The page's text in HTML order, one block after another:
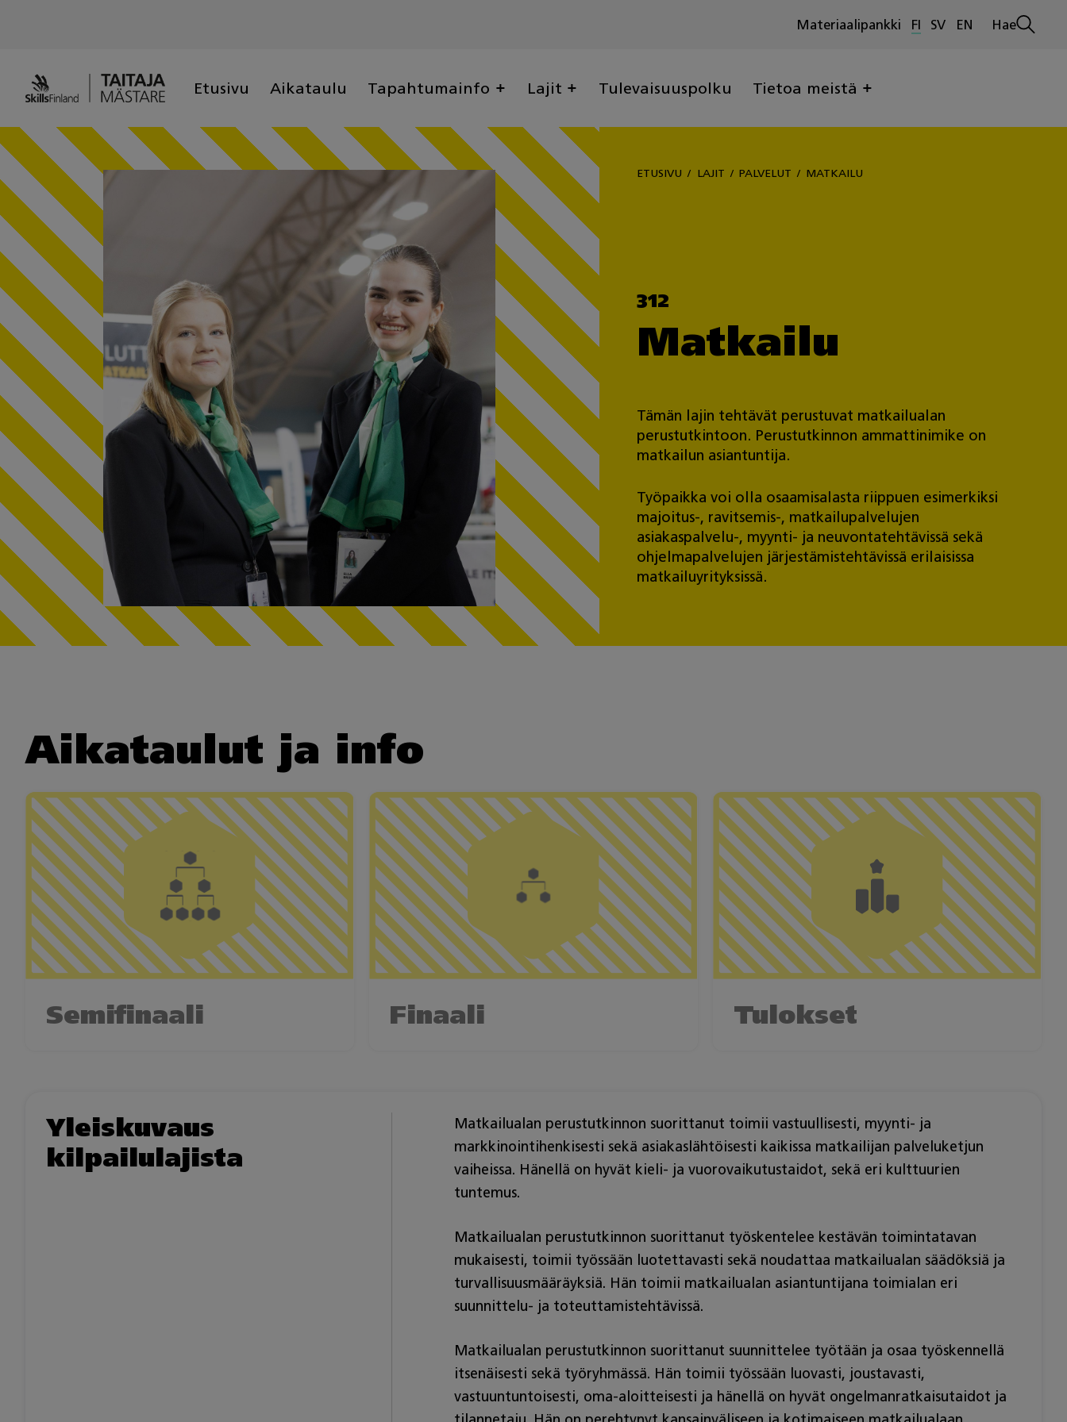
Materiaalipankki FI SV EN
Avaa
Hae
Etusivu Aikataulu Tapahtumainfo Lajit Tulevaisuuspolku Tietoa meistä
ETUSIVU LAJIT PALVELUT MATKAILU
312
Matkailu
Tämän lajin tehtävät perustuvat matkailualan
perustutkintoon. Perustutkinnon ammattinimike on
matkailun asiantuntija.
Työpaikka voi olla osaamisalasta riippuen esimerkiksi
majoitus-, ravitsemis-, matkailupalvelujen
asiakaspalvelu-, myynti- ja neuvontatehtävissä sekä
ohjelmapalvelujen järjestämistehtävissä erilaisissa
matkailuyrityksissä.
Aikataulut ja info
Semifinaali Finaali Tulokset
Yleiskuvaus
kilpailulajista
Matkailualan perustutkinnon suorittanut toimii vastuullisesti, myynti- ja
markkinointihenkisesti sekä asiakaslähtöisesti kaikissa matkailijan palveluketjun
vaiheissa. Hänellä on hyvät kieli- ja vuorovaikutustaidot, sekä eri kulttuurien
tuntemus.
Matkailualan perustutkinnon suorittanut työskentelee kestävän toimintatavan
mukaisesti, toimii työssään luotettavasti sekä noudattaa matkailualan säädöksiä ja
turvallisuusmääräyksiä. Hän toimii matkailualan asiantuntijana toimialan eri
suunnittelu- ja toteuttamistehtävissä.
Matkailualan perustutkinnon suorittanut suunnittelee työtään ja osaa työskennellä
itsenäisesti sekä työryhmässä. Hän toimii työssään luovasti, joustavasti,
vastuuntuntoisesti, oma-aloitteisesti ja hänellä on hyvät ongelmanratkaisutaidot ja